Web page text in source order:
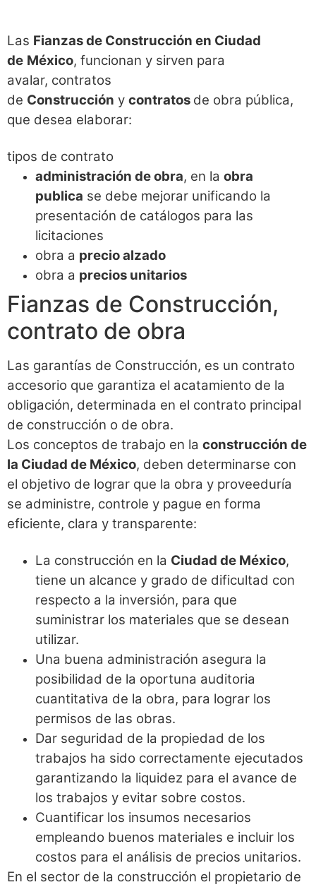
Las Fianzas de Construcción en Ciudad
de México, funcionan y sirven para
avalar, contratos
de Construcción y contratos de obra pública,
que desea elaborar:
tipos de contrato
administración de obra, en la obra
publica se debe mejorar unificando la
presentación de catálogos para las
licitaciones
obra a precio alzado
obra a precios unitarios
Fianzas de Construcción,
contrato de obra
Las garantías de Construcción, es un contrato
accesorio que garantiza el acatamiento de la
obligación, determinada en el contrato principal
de construcción o de obra.
Los conceptos de trabajo en la construcción de
la Ciudad de México, deben determinarse con
el objetivo de lograr que la obra y proveeduría
se administre, controle y pague en forma
eficiente, clara y transparente:
La construcción en la Ciudad de México,
tiene un alcance y grado de dificultad con
respecto a la inversión, para que
suministrar los materiales que se desean
utilizar.
Una buena administración asegura la
posibilidad de la oportuna auditoria
cuantitativa de la obra, para lograr los
permisos de las obras.
Dar seguridad de la propiedad de los
trabajos ha sido correctamente ejecutados
garantizando la liquidez para el avance de
los trabajos y evitar sobre costos.
Cuantificar los insumos necesarios
empleando buenos materiales e incluir los
costos para el análisis de precios unitarios.
En el sector de la construcción el propietario de